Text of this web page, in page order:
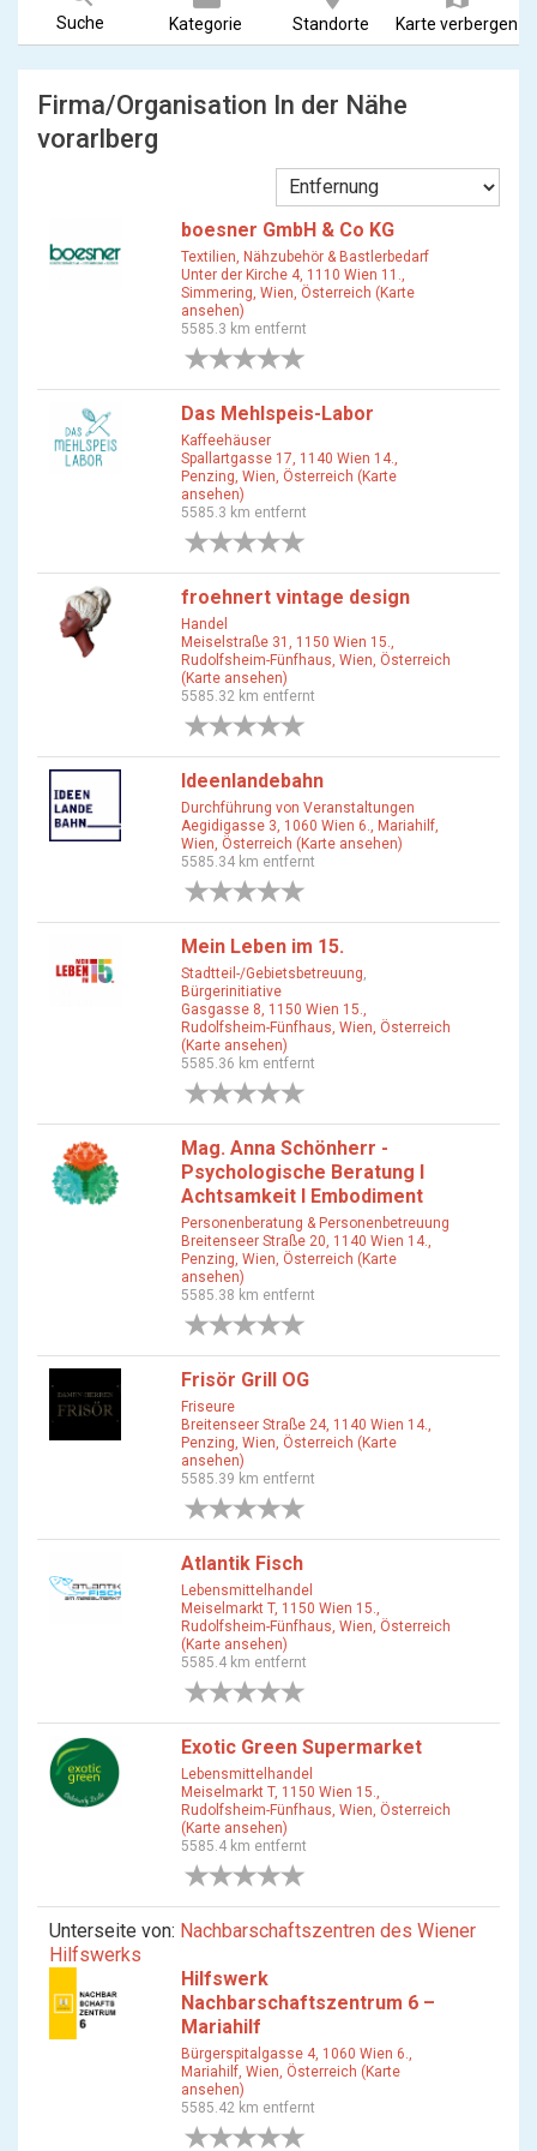
Suche Kategorie Standorte Karte verbergen
Firma/Organisation In der Nähe
vorarlberg
boesner GmbH & Co KG
Textilien, Nähzubehör & Bastlerbedarf
Unter der Kirche 4, 1110 Wien 11.,
Simmering, Wien, Österreich (Karte
ansehen)
5585.3 km entfernt
Das Mehlspeis-Labor
Kaffeehäuser
Spallartgasse 17, 1140 Wien 14.,
Penzing, Wien, Österreich (Karte
ansehen)
5585.3 km entfernt
froehnert vintage design
Handel
Meiselstraße 31, 1150 Wien 15.,
Rudolfsheim-Fünfhaus, Wien, Österreich
(Karte ansehen)
5585.32 km entfernt
Ideenlandebahn
Durchführung von Veranstaltungen
Aegidigasse 3, 1060 Wien 6., Mariahilf,
Wien, Österreich (Karte ansehen)
5585.34 km entfernt
Mein Leben im 15.
Stadtteil-/Gebietsbetreuung,
Bürgerinitiative
Gasgasse 8, 1150 Wien 15.,
Rudolfsheim-Fünfhaus, Wien, Österreich
(Karte ansehen)
5585.36 km entfernt
Mag. Anna Schönherr -
Psychologische Beratung I
Achtsamkeit I Embodiment
Personenberatung & Personenbetreuung
Breitenseer Straße 20, 1140 Wien 14.,
Penzing, Wien, Österreich (Karte
ansehen)
5585.38 km entfernt
Frisör Grill OG
Friseure
Breitenseer Straße 24, 1140 Wien 14.,
Penzing, Wien, Österreich (Karte
ansehen)
5585.39 km entfernt
Atlantik Fisch
Lebensmittelhandel
Meiselmarkt T, 1150 Wien 15.,
Rudolfsheim-Fünfhaus, Wien, Österreich
(Karte ansehen)
5585.4 km entfernt
Exotic Green Supermarket
Lebensmittelhandel
Meiselmarkt T, 1150 Wien 15.,
Rudolfsheim-Fünfhaus, Wien, Österreich
(Karte ansehen)
5585.4 km entfernt
Unterseite von: Nachbarschaftszentren des Wiener
Hilfswerks
Hilfswerk
Nachbarschaftszentrum 6 –
Mariahilf
Bürgerspitalgasse 4, 1060 Wien 6.,
Mariahilf, Wien, Österreich (Karte
ansehen)
5585.42 km entfernt